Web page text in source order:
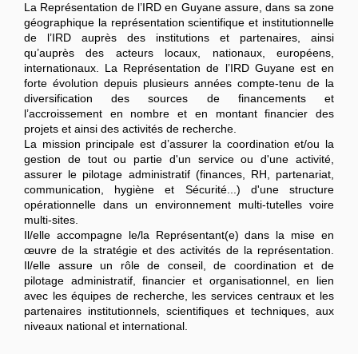
La Représentation de l’IRD en Guyane assure, dans sa zone
géographique la représentation scientifique et institutionnelle
de l’IRD auprès des institutions et partenaires, ainsi
qu’auprès des acteurs locaux, nationaux, européens,
internationaux. La Représentation de l’IRD Guyane est en
forte évolution depuis plusieurs années compte-tenu de la
diversification des sources de financements et
l’accroissement en nombre et en montant financier des
projets et ainsi des activités de recherche.
La mission principale est d’assurer la coordination et/ou la
gestion de tout ou partie d'un service ou d'une activité,
assurer le pilotage administratif (finances, RH, partenariat,
communication, hygiène et Sécurité...) d'une structure
opérationnelle dans un environnement multi-tutelles voire
multi-sites.
Il/elle accompagne le/la Représentant(e) dans la mise en
œuvre de la stratégie et des activités de la représentation.
Il/elle assure un rôle de conseil, de coordination et de
pilotage administratif, financier et organisationnel, en lien
avec les équipes de recherche, les services centraux et les
partenaires institutionnels, scientifiques et techniques, aux
niveaux national et international.